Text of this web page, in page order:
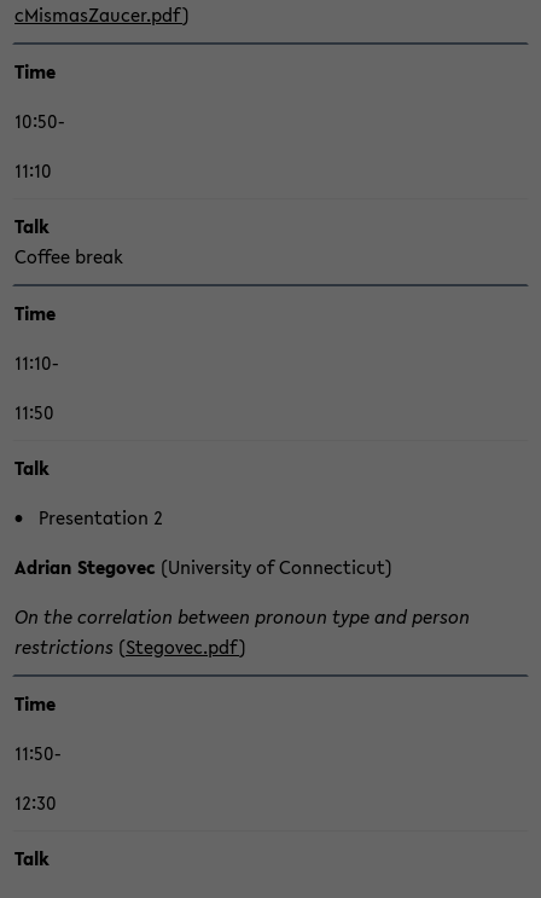
cMis­mas­Zau­cer.pdf)
Time
10:50-
11:10
Talk
Cof­fee break
Time
11:10-
11:50
Talk
Pre­sen­ta­ti­on 2
Adri­an Ste­go­vec (Uni­ver­si­ty of Con­nec­ti­cut)
On the cor­re­la­ti­on bet­ween pro­noun type and per­son
restric­tions (Ste­go­vec.pdf)
Time
11:50-
12:30
Talk